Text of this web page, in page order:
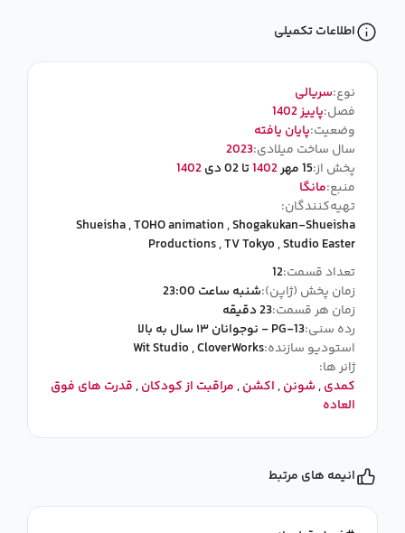
اطلاعات تکمیلی
نوع:سریالی
فصل:پاییز 1402
وضعیت:پایان یافته
سال ساخت میلادی:2023
پخش از:15 مهر 1402تا 02 دی
1402
منبع:مانگا
تهیه‌کنندگان:
Shueisha,TOHO animation,Shogakukan-Shueisha
Productions,TV Tokyo,Studio Easter
تعداد قسمت:12
زمان پخش (ژاپن):شنبه ساعت 23:00
زمان هر قسمت:23 دقیقه
رده سنی:PG-13 - نوجوانان ۱۳ سال به بالا
استودیو سازنده:
Wit Studio,CloverWorks
ژانر ها:
کمدی,شونن,اکشن,مراقبت از کودکان,قدرت های فوق
العاده
انیمه های مرتبط